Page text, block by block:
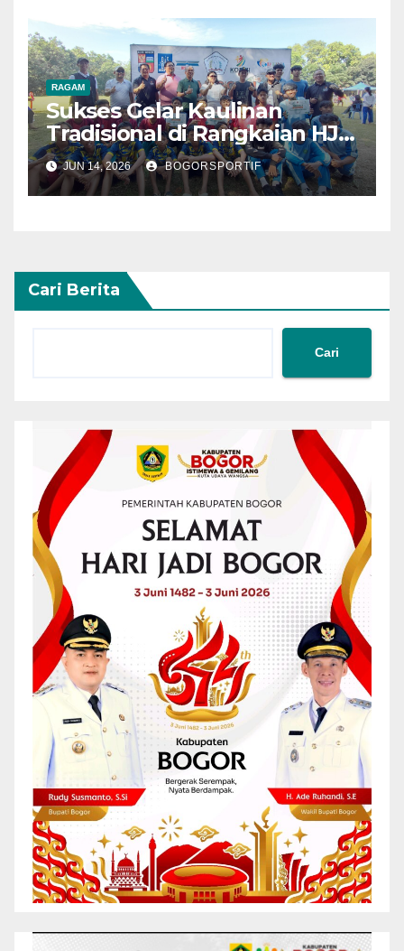
RAGAM
Sukses Gelar Kaulinan
Tradisional di Rangkaian HJB
544
JUN 14, 2026 BOGORSPORTIF
Cari Berita
Cari